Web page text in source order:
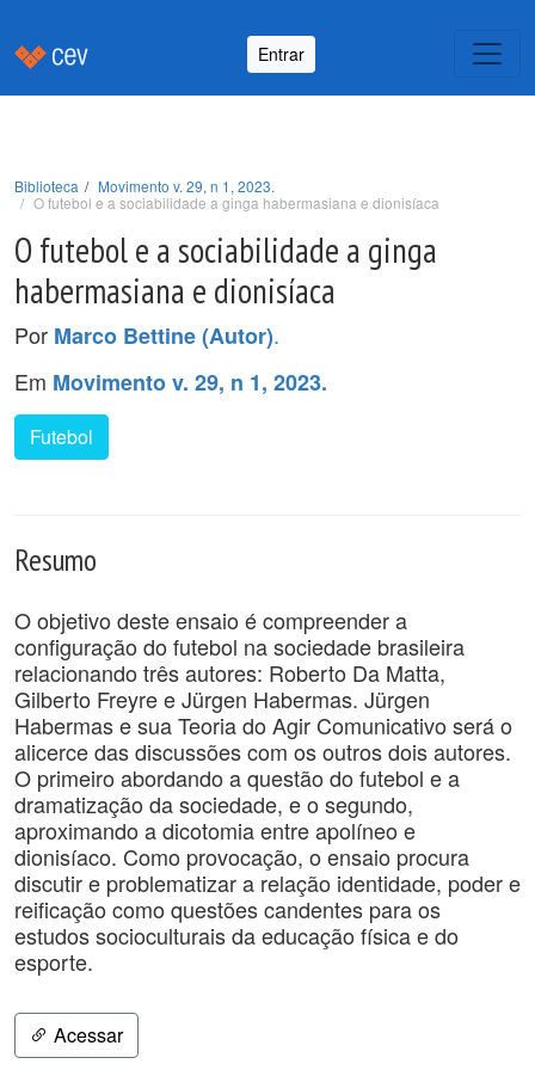
Entrar
Biblioteca
Movimento v. 29, n 1, 2023.
O futebol e a sociabilidade a ginga habermasiana e dionisíaca
O futebol e a sociabilidade a ginga
habermasiana e dionisíaca
Por Marco Bettine (Autor).
Em Movimento v. 29, n 1, 2023.
Futebol
Resumo
O objetivo deste ensaio é compreender a
configuração do futebol na sociedade brasileira
relacionando três autores: Roberto Da Matta,
Gilberto Freyre e Jürgen Habermas. Jürgen
Habermas e sua Teoria do Agir Comunicativo será o
alicerce das discussões com os outros dois autores.
O primeiro abordando a questão do futebol e a
dramatização da sociedade, e o segundo,
aproximando a dicotomia entre apolíneo e
dionisíaco. Como provocação, o ensaio procura
discutir e problematizar a relação identidade, poder e
reificação como questões candentes para os
estudos socioculturais da educação física e do
esporte.
Acessar